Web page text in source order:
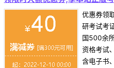
优惠券领
研考试考
国500余
资格考试
含电子书